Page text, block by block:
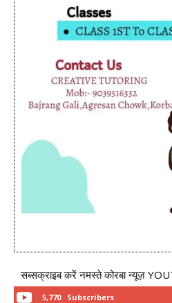
सब्सक्राइब करें नमस्ते कोरबा न्यूज़
5,770 Subscribers